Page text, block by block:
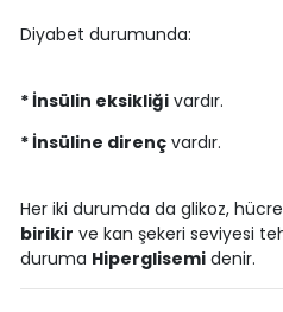
Diyabet durumunda:
* İnsülin eksikliğivardır.
* İnsüline dirençvardır.
Her iki durumda da glikoz,
birikir ve kan şekeri seviyesi
duruma Hiperglisemidenir.